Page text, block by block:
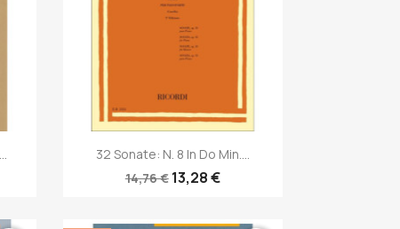
Anteprima
32 Sonate: N. 8 In Do Min....
14,76 € 13,28 €